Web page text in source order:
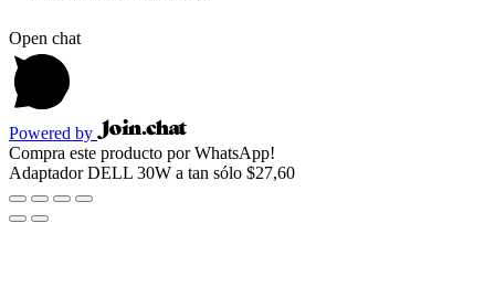
Open chat
Powered by
Compra este producto por WhatsApp!
Adaptador DELL 30W a tan sólo $27,60